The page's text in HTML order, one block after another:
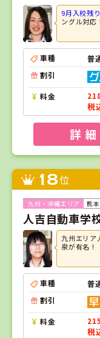
9月入校残
ングル対応！
車種
普
割引
料金
税
詳 細
18位
熊
人吉自動車学
九州エリア
泉が有名！
車種
普
割引
料金
税